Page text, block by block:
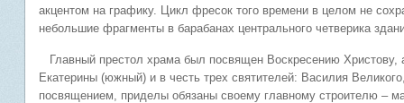
акцентом на графику. Цикл фресок того времени в целом не
небольшие фрагменты в барабанах центрального четверика
Главный престол храма был посвящен Воскресению
Екатерины (южный) и в честь трех святителей: Василия
посвящением, приделы обязаны своему главному строителю –